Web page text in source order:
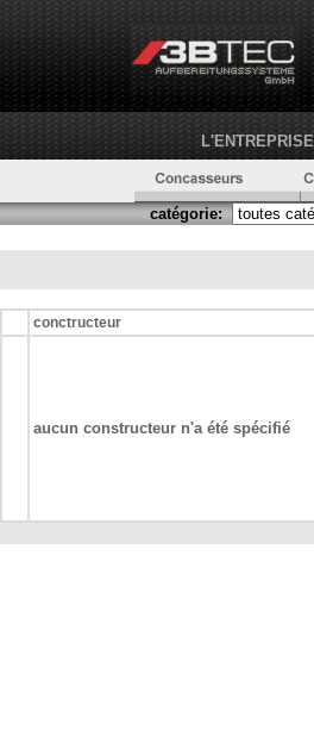
L'ENTREPRISE
catégorie:
conctructeur
aucun constructeur n'a été spécifié